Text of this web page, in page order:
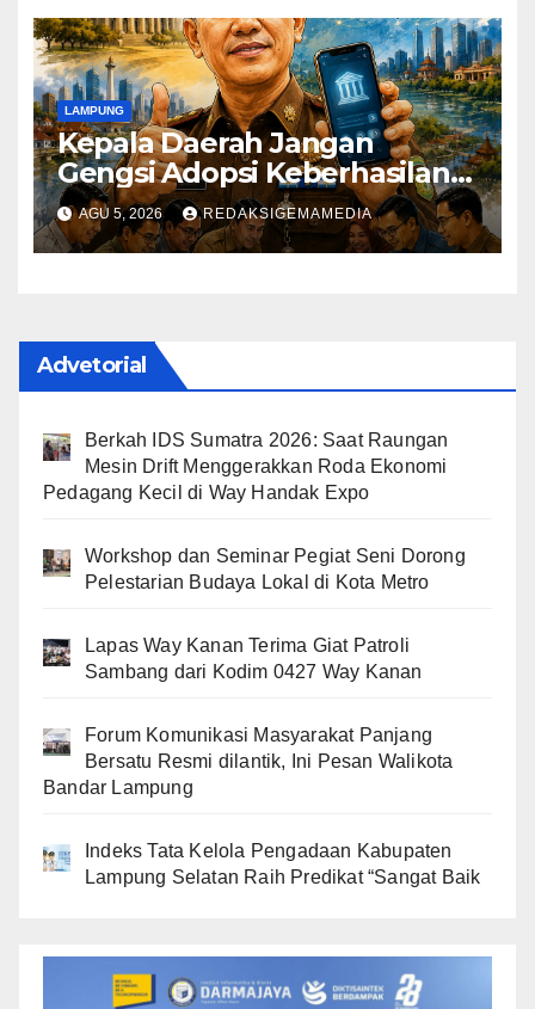
LAMPUNG
Kepala Daerah Jangan
Gengsi Adopsi Keberhasilan
Daerah Lain
AGU 5, 2026 REDAKSIGEMAMEDIA
Advetorial
Berkah IDS Sumatra 2026: Saat Raungan
Mesin Drift Menggerakkan Roda Ekonomi
Pedagang Kecil di Way Handak Expo
Workshop dan Seminar Pegiat Seni Dorong
Pelestarian Budaya Lokal di Kota Metro
Lapas Way Kanan Terima Giat Patroli
Sambang dari Kodim 0427 Way Kanan
Forum Komunikasi Masyarakat Panjang
Bersatu Resmi dilantik, Ini Pesan Walikota
Bandar Lampung
Indeks Tata Kelola Pengadaan Kabupaten
Lampung Selatan Raih Predikat “Sangat Baik